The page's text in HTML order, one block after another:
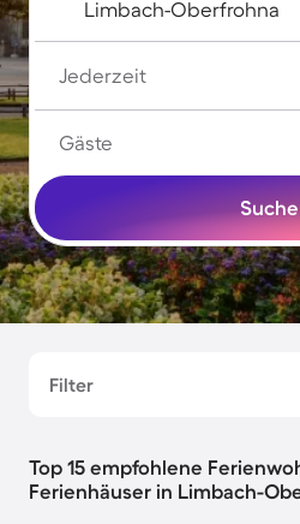
Jederzeit
Gäste
Suche
Filter
Top 15 empfohlene
Ferienhäuser in Limbach-